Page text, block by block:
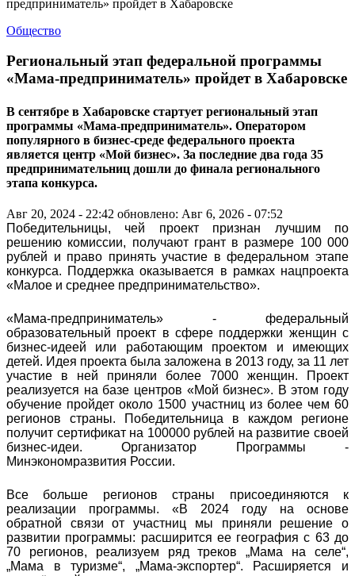
Общество
Региональный этап федеральной программы
«Мама-предприниматель» пройдет в Хабаровске
В сентябре в Хабаровске стартует региональный этап
программы «Мама-предприниматель». Оператором
популярного в бизнес-среде федерального проекта
является центр «Мой бизнес». За последние два года 35
предпринимательниц дошли до финала регионального
этапа конкурса.
Авг 20, 2024 - 22:42 обновлено: Авг 6, 2026 - 07:52
Победительницы, чей проект признан лучшим по
решению комиссии, получают грант в размере 100 000
рублей и право принять участие в федеральном этапе
конкурса. Поддержка оказывается в рамках нацпроекта
«Малое и среднее предпринимательство».
«Мама-предприниматель» - федеральный
образовательный проект в сфере поддержки женщин с
бизнес-идеей или работающим проектом и имеющих
детей. Идея проекта была заложена в 2013 году, за 11 лет
участие в ней приняли более 7000 женщин. Проект
реализуется на базе центров «Мой бизнес». В этом году
обучение пройдет около 1500 участниц из более чем 60
регионов страны. Победительница в каждом регионе
получит сертификат на 100000 рублей на развитие своей
бизнес-идеи. Организатор Программы -
Минэкономразвития России.
Все больше регионов страны присоединяются к
реализации программы. «В 2024 году на основе
обратной связи от участниц мы приняли решение о
развитии программы: расширится ее география с 63 до
70 регионов, реализуем ряд треков „Мама на селе“,
„Мама в туризме“, „Мама-экспортер“. Расширяется и